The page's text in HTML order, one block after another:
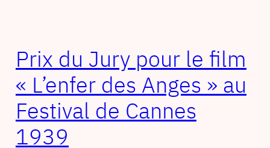
Prix du Jury pour le film
« L’enfer des Anges » au
Festival de Cannes
1939